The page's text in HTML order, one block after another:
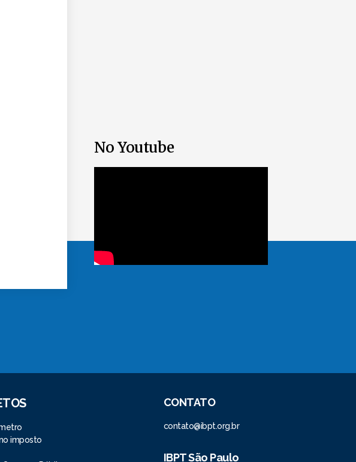
No Youtube
imposto
CONTATO
contato@ibpt.org.br
IBPT São Paulo